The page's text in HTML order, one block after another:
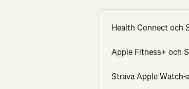
Health Connect och
Apple Fitness+ och
Strava Apple Watch-